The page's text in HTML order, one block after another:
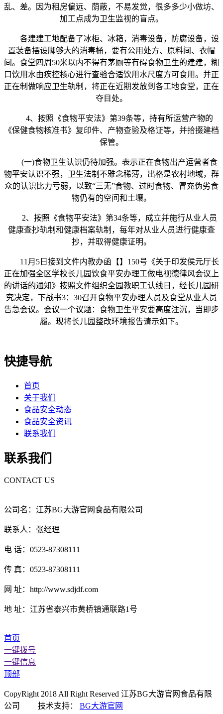
乱、差。因为租房偏远、荫蔽，不易发觉，很多多少小做坊、
加工点成为卫生监视的盲点。
各建建工地配备了冰柜、冰箱，消毒设备，防腐设备，设
置装备摆设脚够大的消毒桶，要有公用处方、原料间、衣帽
间。食堂四周50米以内不得有茅厕等有碍食物卫生的建建，糊
口饮用水由疾控核心进行查验合适饮用水尺度方可食用。并正
正在制做响应卫生轨制，将正在近期发放到各工地食堂，正在
夺目处。
4、按照《食物平安法》第39条等，持有所运营产物的
《保健食物核准书》复印件、产物查验及格证等，并拾掇建档
保管。
(一)食物卫生认识仍待加强。表示正在食物出产运营者食
物平安认识不强，卫生法制不雅念稀薄，出格是农村地域，群
众的认识比力亏弱，以致“三无”食物、过时食物、冒充伪劣食
物仍有的空间和土壤。
2、按照《食物平安法》第34条等，成立并施行从业人员
健康查抄轨制和健康档案轨制，每年对从业人员进行健康查
抄，并取得健康证明。
11月5日接到文件内教办函【】150号《关于印发侯元厅长
正在加强全区学校长儿园饮食平安办理工做电视德律风会议上
的讲话的通知》按照文件组织全园教职工认线日，经长儿园研
究决定，下战书3：30召开食物平安办理人员及食堂从业人员
告急会议。会议一个议题：食物卫生平安要高度注沉，当即步
履。现将长儿园整改环境报告请示如下。
快捷导航
首页
关于我们
食品安全动态
食品安全资讯
联系我们
联系我们
CONTACT US
公司名：江苏BG大游官网食品有限公司
联系人：张经理
电 话：0523-87308111
传 真：0523-87308111
网 址：http://www.sdjdf.com
地 址：江苏省泰兴市黄桥镇通联路1号
首页
一键拨号
一键信息
顶部
CopyRight 2018 All Right Reserved 江苏BG大游官网食品有限
公司 技术支持： BG大游官网